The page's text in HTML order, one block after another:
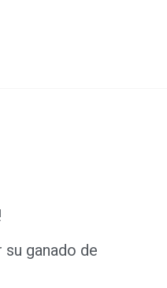
ganado de